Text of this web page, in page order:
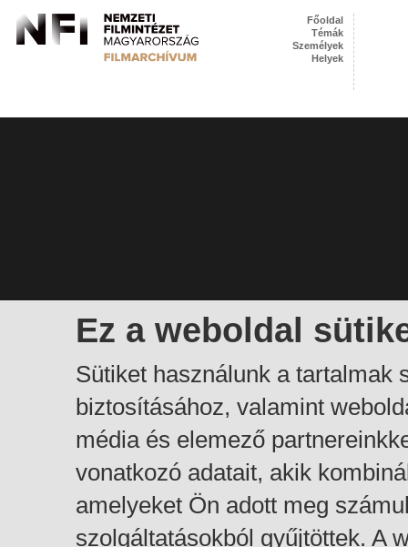
Ez a weboldal
Sütiket használunk a tartalmak
biztosításához, valamint
média és elemező
vonatkozó adatait, akik
amelyeket Ön adott meg
szolgáltatásokból gyűjtöttek. A
Főoldal
Témák
Személyek
Helyek